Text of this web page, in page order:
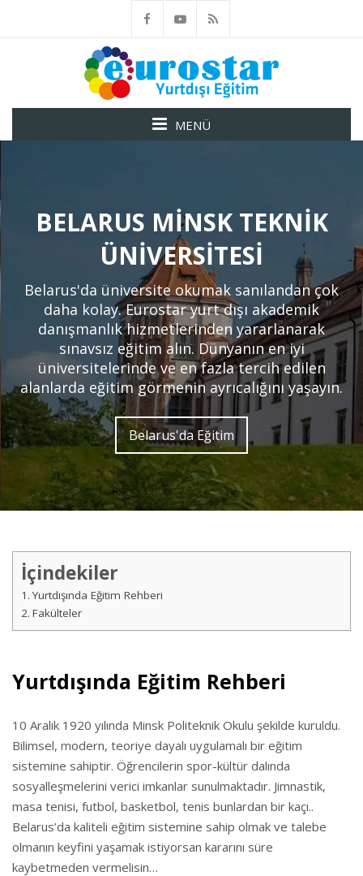
MENÜ
BELARUS MINSK TEKNIK
ÜNIVERSITESI
Belarus'da üniversite okumak sanılandan çok
daha kolay. Eurostar yurt dışı akademik
danışmanlık hizmetlerinden yararlanarak
sınavsız eğitim alın. Dünyanın en iyi
üniversitelerinde ve en fazla tercih edilen
alanlarda eğitim görmenin ayrıcalığını yaşayın.
Belarus'da Eğitim
İçindekiler
Yurtdışında Eğitim Rehberi
Fakülteler
Yurtdışında Eğitim Rehberi
10 Aralık 1920 yılında Minsk Politeknik Okulu şekilde kuruldu.
Bilimsel, modern, teoriye dayalı uygulamalı bir eğitim
sistemine sahiptir. Öğrencilerin spor-kültür dalında
sosyalleşmelerini verici imkanlar sunulmaktadır. Jimnastik,
masa tenisi, futbol, basketbol, tenis bunlardan bir kaçı..
Belarus’da kaliteli eğitim sistemine sahip olmak ve talebe
olmanın keyfini yaşamak istiyorsan kararını süre
kaybetmeden vermelisin…